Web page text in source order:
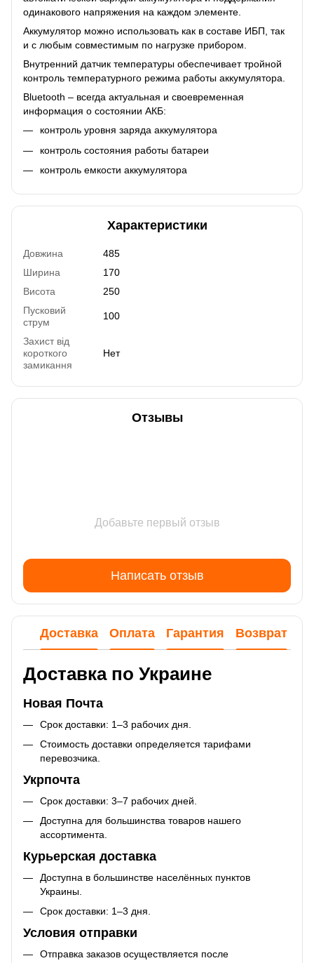
одинакового напряжения на каждом элементе.
Аккумулятор можно использовать как в составе ИБП, так
и с любым совместимым по нагрузке прибором.
Внутренний датчик температуры обеспечивает тройной
контроль температурного режима работы аккумулятора.
Bluetooth – всегда актуальная и своевременная
информация о состоянии АКБ:
контроль уровня заряда аккумулятора
контроль состояния работы батареи
контроль емкости аккумулятора
Характеристики
Довжина
485
Ширина
170
Висота
250
Пусковий
струм
100
Захист від
короткого
замикання
Нет
Отзывы
Добавьте первый отзыв
Написать отзыв
Доставка Оплата Гарантия Возврат
Доставка по Украине
Новая Почта
Срок доставки: 1–3 рабочих дня.
Стоимость доставки определяется тарифами
перевозчика.
Укрпочта
Срок доставки: 3–7 рабочих дней.
Доступна для большинства товаров нашего
ассортимента.
Курьерская доставка
Доступна в большинстве населённых пунктов
Украины.
Срок доставки: 1–3 дня.
Условия отправки
Отправка заказов осуществляется после